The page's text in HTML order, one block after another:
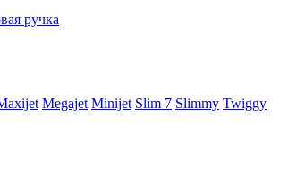
ручка
Megajet Minijet Slim 7 Slimmy Twiggy